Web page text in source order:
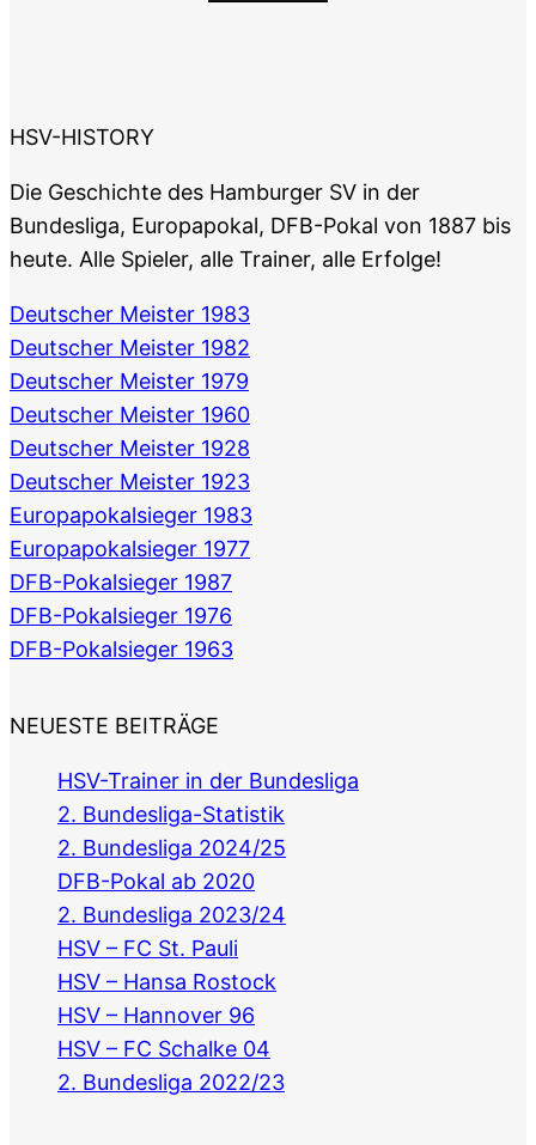
HSV-HISTORY
Die Geschichte des Hamburger SV in der
Bundesliga, Europapokal, DFB-Pokal von 1887 bis
heute. Alle Spieler, alle Trainer, alle Erfolge!
Deutscher Meister 1983
Deutscher Meister 1982
Deutscher Meister 1979
Deutscher Meister 1960
Deutscher Meister 1928
Deutscher Meister 1923
Europapokalsieger 1983
Europapokalsieger 1977
DFB-Pokalsieger 1987
DFB-Pokalsieger 1976
DFB-Pokalsieger 1963
NEUESTE BEITRÄGE
HSV-Trainer in der Bundesliga
2. Bundesliga-Statistik
2. Bundesliga 2024/25
DFB-Pokal ab 2020
2. Bundesliga 2023/24
HSV – FC St. Pauli
HSV – Hansa Rostock
HSV – Hannover 96
HSV – FC Schalke 04
2. Bundesliga 2022/23